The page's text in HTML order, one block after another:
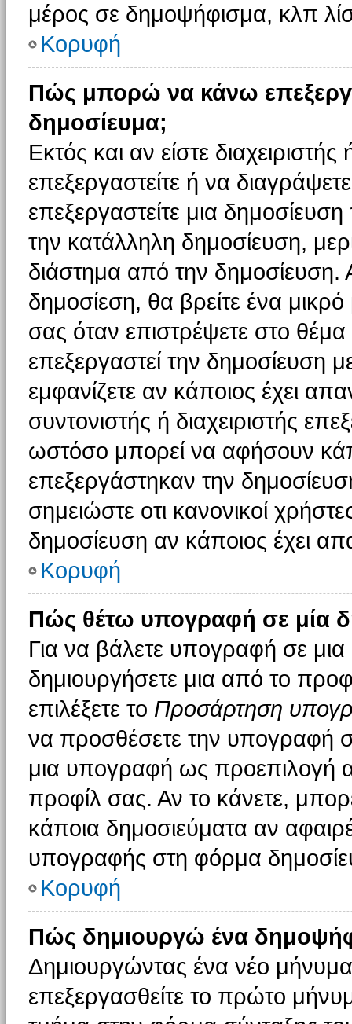
μέρος σε δημοψήφισμα, κλπ
Κορυφή
Πώς μπορώ να κάνω
δημοσίευμα;
Εκτός και αν είστε
επεξεργαστείτε ή να
επεξεργαστείτε μια
την κατάλληλη δημοσίευση,
διάστημα από την δημοσίευση.
δημοσίεση, θα βρείτε ένα
σας όταν επιστρέψετε στο
επεξεργαστεί την δημοσίευση
εμφανίζετε αν κάποιος έχει
συντονιστής ή διαχειριστής
ωστόσο μπορεί να αφήσουν
επεξεργάστηκαν την
σημειώστε οτι κανονικοί
δημοσίευση αν κάποιος έχει
Κορυφή
Πώς θέτω υπογραφή σε μία
Για να βάλετε υπογραφή σε
δημιουργήσετε μια από το
επιλέξετε το Προσάρτηση
να προσθέσετε την υπογραφή
μια υπογραφή ως προεπιλογή
προφίλ σας. Αν το κάνετε,
κάποια δημοσιεύματα αν
υπογραφής στη φόρμα
Κορυφή
Πώς δημιουργώ ένα
Δημιουργώντας ένα νέο
επεξεργασθείτε το πρώτο